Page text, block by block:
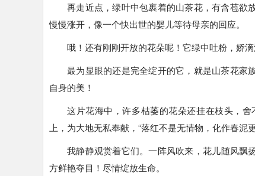
再走近点，绿叶中包裹着的山茶花，有含苞欲
慢慢涨开，像一个快出世的婴儿等待母亲的回应。
哦！还有刚刚开放的花朵呢！它绿中吐粉，娇
最为显眼的还是完全绽开的它，就是山茶花家
自身的美！
这片花海中，许多枯萎的花朵还挂在枝头，
上，为大地无私奉献，“落红不是无情物，化作春泥
我静静观赏着它们。一阵风吹来，花儿随风
方鲜艳夺目！尽情绽放生命。